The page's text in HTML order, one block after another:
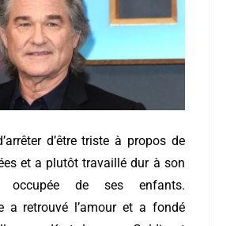
d’être triste à propos de
et a plutôt travaillé dur à son
occupée de ses enfants.
a retrouvé l’amour et a fondé